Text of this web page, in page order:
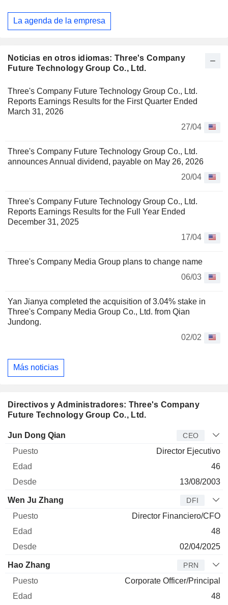
Noticias en otros idiomas: Three's Company
Future Technology Group Co., Ltd.
Three's Company Future Technology Group Co., Ltd.
Reports Earnings Results for the First Quarter Ended
March 31, 2026
27/04
Three's Company Future Technology Group Co., Ltd.
announces Annual dividend, payable on May 26, 2026
20/04
Three's Company Future Technology Group Co., Ltd.
Reports Earnings Results for the Full Year Ended
December 31, 2025
17/04
Three's Company Media Group plans to change name
06/03
Yan Jianya completed the acquisition of 3.04% stake in
Three's Company Media Group Co., Ltd. from Qian
Jundong.
02/02
Más noticias
Directivos y Administradores: Three's Company
Future Technology Group Co., Ltd.
Director Puesto
Jun Dong Qian CEO
Director Ejecutivo
46
13/08/2003
Wen Ju Zhang DFI
Director Financiero/CFO
48
02/04/2025
Hao Zhang PRN
Corporate Officer/Principal
48
La agenda de la empresa